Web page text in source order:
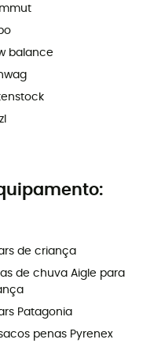
balance
de criança
de chuva Aigle para
Patagonia
penas Pyrenex